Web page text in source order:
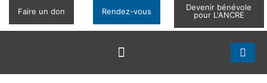
Faire un don Rendez-vous
Devenir bénévole
pour L'ANCRE